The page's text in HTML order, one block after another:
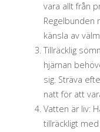
vara allt från
Regelbunden
känsla av
Tillräcklig
hjärnan
sig. Sträva
natt för att
Vatten är liv:
tillräckligt